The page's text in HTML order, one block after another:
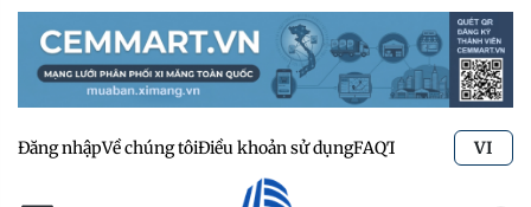
Đăng nhậpVề chúng tôiĐiều khoản sử dụngFAQTư vấn kỹ thuật
VI